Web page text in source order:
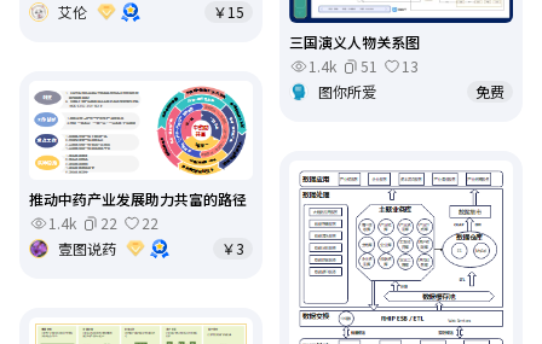
艾伦
￥15
三国演义人物关系图
1.4k
51
13
图你所爱
免费
推动中药产业发展助力共富的路径
1.4k
22
22
壹图说药
￥3